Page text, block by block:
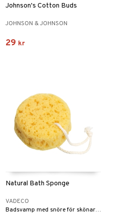
Johnson's Cotton Buds
JOHNSON & JOHNSON
29 kr
Natural Bath Sponge
VADECO
Badsvamp med snöre för skönare bad och dusch från Vadeco